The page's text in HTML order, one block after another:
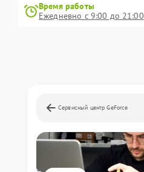
Время работы
Ежедневно с 9:00 до 21:00
Сервисный центр GeForce